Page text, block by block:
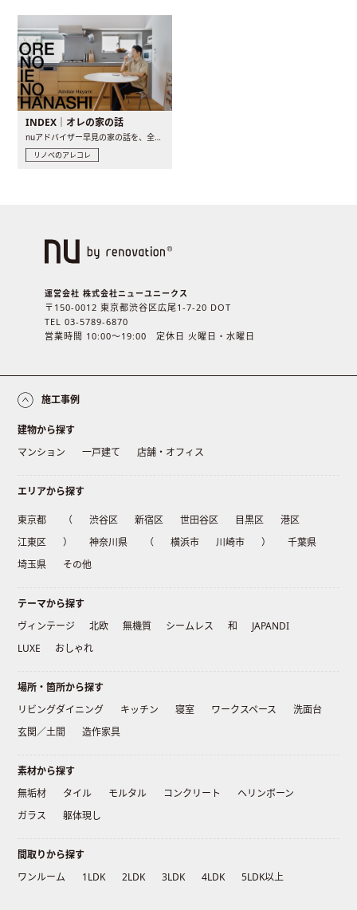
INDEX｜オレの家の話
nuアドバイザー早見の家の話を、全4話でお届け。リノベーションを..
リノベのアレコレ
運営会社 株式会社ニューユニークス
〒150-0012 東京都渋谷区広尾1-7-20 DOT
TEL 03-5789-6870
営業時間 10:00〜19:00 定休日 火曜日・水曜日
施工事例
建物から探す
マンション
一戸建て 店舗・オフィス
エリアから探す
東京都 （ 渋谷区 新宿区 世田谷区 目黒区
港区
江東区
） 神奈川県 （ 横浜市 川崎市 ）
千葉県
埼玉県
その他
テーマから探す
ヴィンテージ
北欧 無機質 シームレス 和
JAPANDI
LUXE
おしゃれ
場所・箇所から探す
リビングダイニング
キッチン 寝室 ワークスペース
洗面台
玄関／土間
造作家具
素材から探す
無垢材
タイル モルタル コンクリート
ヘリンボーン
ガラス
躯体現し
間取りから探す
ワンルーム
1LDK 2LDK 3LDK 4LDK 5LDK以上